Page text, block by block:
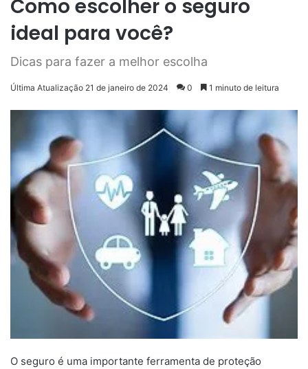
Como escolher o seguro
ideal para você?
Dicas para fazer a melhor escolha
Última Atualização 21 de janeiro de 2024 0 1 minuto de leitura
O seguro é uma importante ferramenta de proteção